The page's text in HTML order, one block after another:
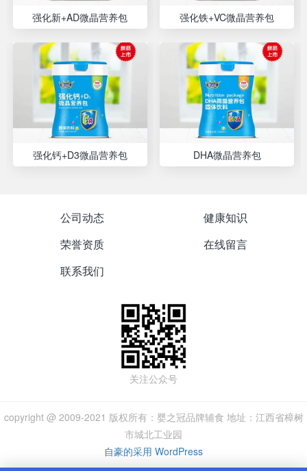
强化新+AD微晶营养包 强化铁+VC微晶营养包
强化钙+D3微晶营养包 DHA微晶营养包
公司动态
健康知识
荣誉资质
在线留言
联系我们
关注公众号
copyright @ 2009-2021 版权所有：婴之冠品牌辅食 地址：江西省樟树
市城北工业园
自豪的采用 WordPress